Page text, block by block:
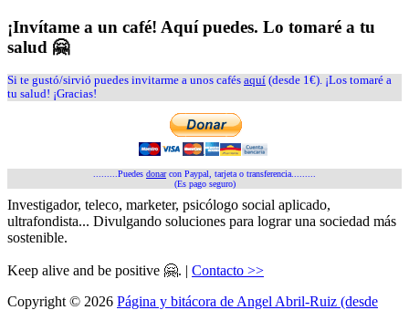
¡Invítame a un café! Aquí puedes. Lo tomaré a tu
salud 🤗
Si te gustó/sirvió puedes invitarme a unos cafés aquí (desde 1€). ¡Los tomaré a
tu salud! ¡Gracias!
.........Puedes donarcon Paypal, tarjeta o transferencia.........
(Es pago seguro)
Investigador, teleco, marketer, psicólogo social aplicado,
ultrafondista... Divulgando soluciones para lograr una sociedad más
sostenible.
Keep alive and be positive 🤗. | Contacto >>
Copyright © 2026 Página y bitácora de Angel Abril-Ruiz (desde